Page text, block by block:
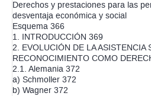
Derechos y prestaciones para las
desventaja económica y social
Esquema 366
1. INTRODUCCIÓN 369
2. EVOLUCIÓN DE LA ASISTENCIA
RECONOCIMIENTO COMO
2.1. Alemania 372
a) Schmoller 372
b) Wagner 372